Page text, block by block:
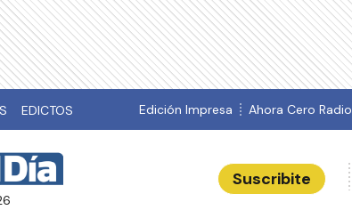
EDICTOS Edición Impresa Ahora Cero Radio
Suscribite